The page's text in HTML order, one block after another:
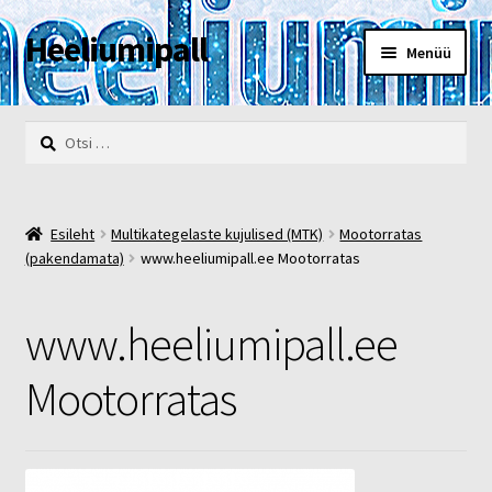
Liigu
navigeerimisele
Liigu
sisu
juurde
Heeliumipall Menüü
Esileht
Kontakt
Müügi- ja privaatsustingimused
POOD
Otsi:
Esileht Multikategelaste kujulised (MTK)
Mootorratas
(pakendamata)
www.heeliumipall.ee Mootorratas
www.heeliumipall.ee
Mootorratas